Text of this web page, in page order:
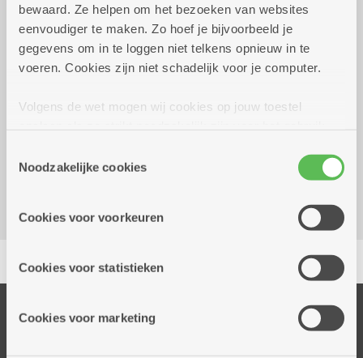
bewaard. Ze helpen om het bezoeken van websites
eenvoudiger te maken. Zo hoef je bijvoorbeeld je
gegevens om in te loggen niet telkens opnieuw in te
voeren. Cookies zijn niet schadelijk voor je computer.
Volgens de wet mogen wij cookies op jouw toestel
cookies hebben we jouw toestemming nodig. Sommige
cookies worden geplaatst door derde partijen die een
informatie over jouw (geanonimiseerd) gebruik van onze
partners kunnen deze gegevens combineren met andere
Noodzakelijke cookies
Cookies voor voorkeuren
Cookies voor statistieken
Cookies voor marketing
vrijdag 30 oktober 202614.00 uur tot 16.00 uur
2,50 euro
Klaproosstraat 74
Onze diensten